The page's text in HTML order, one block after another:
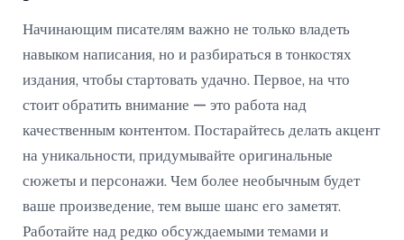
Начинающим писателям важно не только владеть
навыком написания, но и разбираться в тонкостях
издания, чтобы стартовать удачно. Первое, на что
стоит обратить внимание — это работа над
качественным контентом. Постарайтесь делать акцент
на уникальности, придумывайте оригинальные
сюжеты и персонажи. Чем более необычным будет
ваше произведение, тем выше шанс его заметят.
Работайте над редко обсуждаемыми темами и